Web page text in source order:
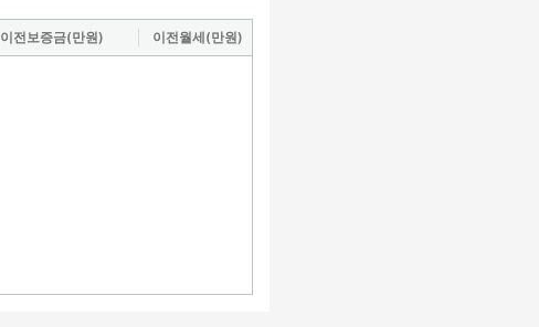
이전보증금(만원) 이전월세(만원)